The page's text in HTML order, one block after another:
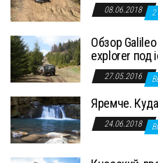
08.06.2018 2
Обзор
explorer под
27.05.2016
Яремче.
24.06.2018